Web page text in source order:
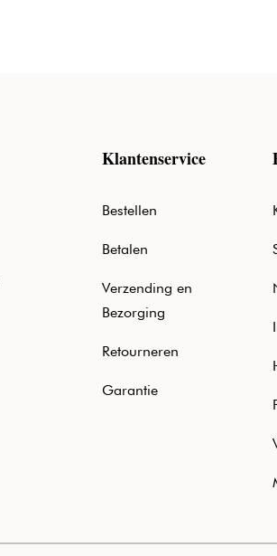
Klantenservice
Bestellen
Betalen
Verzending en
Bezorging
Retourneren
Garantie